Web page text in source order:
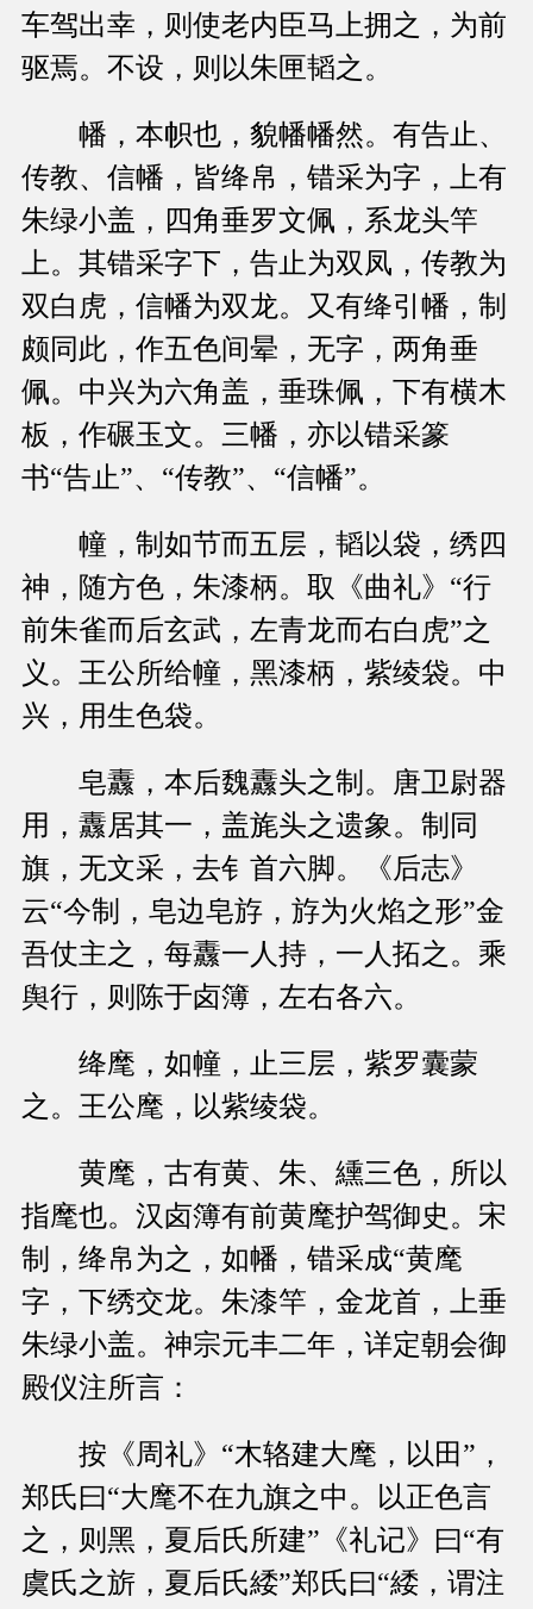
车驾出幸，则使老内臣马上拥之，为前
驱焉。不设，则以朱匣韬之。
幡，本帜也，貌幡幡然。有告止、
传教、信幡，皆绛帛，错采为字，上有
朱绿小盖，四角垂罗文佩，系龙头竿
上。其错采字下，告止为双凤，传教为
双白虎，信幡为双龙。又有绛引幡，制
颇同此，作五色间晕，无字，两角垂
佩。中兴为六角盖，垂珠佩，下有横木
板，作碾玉文。三幡，亦以错采篆
书“告止”、“传教”、“信幡”。
幢，制如节而五层，韬以袋，绣四
神，随方色，朱漆柄。取《曲礼》“行
前朱雀而后玄武，左青龙而右白虎”之
义。王公所给幢，黑漆柄，紫绫袋。中
兴，用生色袋。
皂纛，本后魏纛头之制。唐卫尉器
用，纛居其一，盖旄头之遗象。制同
旗，无文采，去钅首六脚。《后志》
云“今制，皂边皂斿，斿为火焰之形”金
吾仗主之，每纛一人持，一人拓之。乘
舆行，则陈于卤簿，左右各六。
绛麾，如幢，止三层，紫罗囊蒙
之。王公麾，以紫绫袋。
黄麾，古有黄、朱、纁三色，所以
指麾也。汉卤簿有前黄麾护驾御史。宋
制，绛帛为之，如幡，错采成“黄麾
字，下绣交龙。朱漆竿，金龙首，上垂
朱绿小盖。神宗元丰二年，详定朝会御
殿仪注所言：
按《周礼》“木辂建大麾，以田”，
郑氏曰“大麾不在九旗之中。以正色言
之，则黑，夏后氏所建”《礼记》曰“有
虞氏之旂，夏后氏緌”郑氏曰“緌，谓注